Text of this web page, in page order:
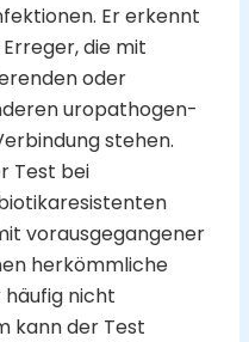
Er erkennt
die mit
oder
uropathogen-
stehen.
Test bei
vorausgegangener
herkömmliche
nicht
kann der Test